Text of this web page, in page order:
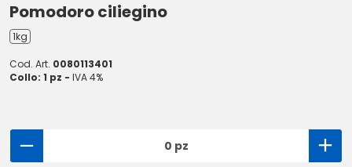
Pomodoro ciliegino
1kg
Cod. Art. 0080113401
Collo: 1 pz - IVA 4%
0 pz